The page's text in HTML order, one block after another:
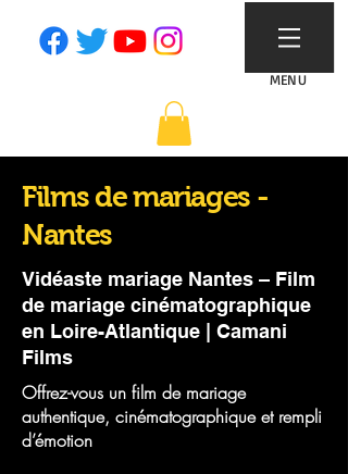
MENU
Films de mariages -
Nantes
Vidéaste mariage Nantes – Film
de mariage cinématographique
en Loire-Atlantique | Camani
Films
Offrez-vous un film de mariage
authentique, cinématographique et rempli
d’émotion